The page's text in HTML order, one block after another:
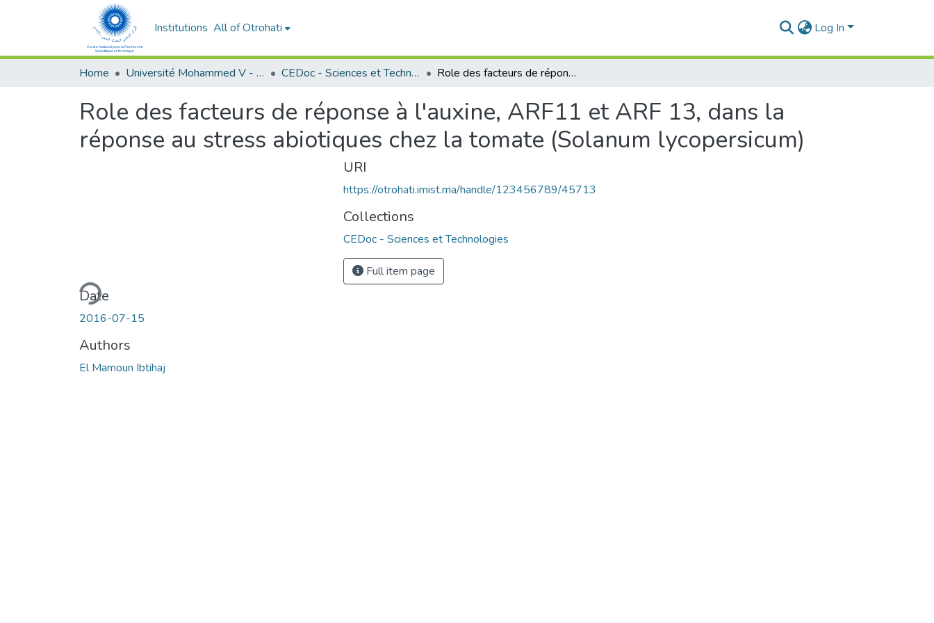
Institutions All of Otrohati Log In
Home Université Mohammed V - Rabat CEDoc - Sciences et Technologies Role des facteurs de réponse à l'auxine, ARF11 et ARF 13, dans la réponse au stress abiotiques chez la tomate (Solanum lycopersicum)
Role des facteurs de réponse à l'auxine, ARF11 et ARF 13, dans la
réponse au stress abiotiques chez la tomate (Solanum lycopersicum)
Loading...
Date
2016-07-15
Authors
El Mamoun Ibtihaj
URI
https://otrohati.imist.ma/handle/123456789/45713
Collections
CEDoc - Sciences et Technologies
Full item page